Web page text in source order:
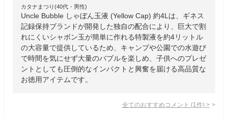
カタナまつり(40代・男性)
Uncle Bubble しゃぼん玉液 (Yellow Cap) 約4Lは、ギネス
記録保持ブランドが開発した独自の配合により、巨大で割
れにくいシャボン玉が簡単に作れる特製液を約4リットル
の大容量で提供しているため、キャンプや公園での水遊び
で時間を気にせず大量のバブルを楽しめ、子供へのプレゼ
ントとしても圧倒的なインパクトと興奮を届ける高品質な
お徳用アイテムです。
全てのおすすめコメント (1 件) >